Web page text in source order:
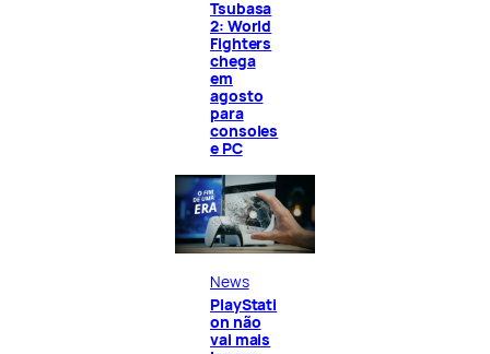
Tsubasa
2: World
Fighters
chega
em
agosto
para
consoles
e PC
News
PlayStati
on não
vai mais